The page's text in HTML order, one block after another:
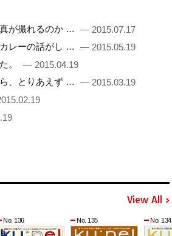
が撮れるのか …
— 2015.07.17
レーの話がし …
— 2015.05.19
。
— 2015.04.19
、とりあえず …
— 2015.03.19
View All
No. 136 No. 135 No. 134